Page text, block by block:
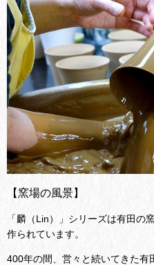
【窯場の風景】
「麟（Lin）」シリーズは有田の
作られています。
400年の間、営々と続いてきた有